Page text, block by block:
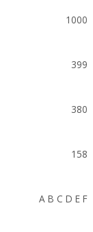
1000
399
380
158
A B C D E F